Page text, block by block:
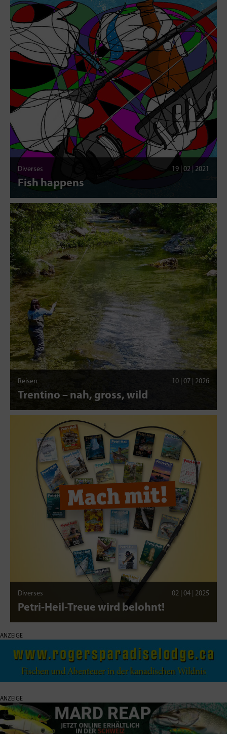
Diverses 19 | 02 | 2021
Fish happens
Reisen 10 | 07 | 2026
Trentino – nah, gross, wild
Diverses 02 | 04 | 2025
Petri-Heil-Treue wird belohnt!
ANZEIGE
ANZEIGE